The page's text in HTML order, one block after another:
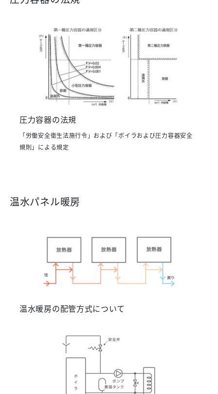
圧力容器の法規
「労働安全衛生法施行令」および「ボイラおよび圧力容器安全
規則」による規定
温水パネル暖房
温水暖房の配管方式について